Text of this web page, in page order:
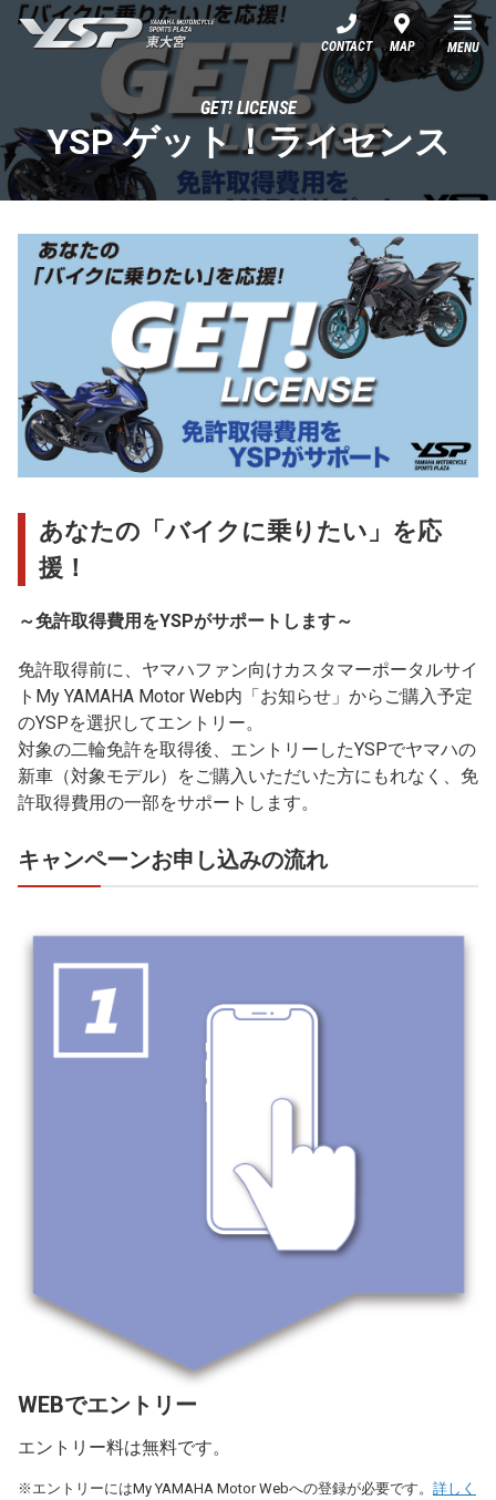
YSP東大宮
CONTACT MAP MENU
GET! LICENSE
YSP ゲット！ライセンス
あなたの「バイクに乗りたい」を応
援！
～免許取得費用をYSPがサポートします～
免許取得前に、ヤマハファン向けカスタマーポータルサイ
トMy YAMAHA Motor Web内「お知らせ」からご購入予定
のYSPを選択してエントリー。
対象の二輪免許を取得後、エントリーしたYSPでヤマハの
新車（対象モデル）をご購入いただいた方にもれなく、免
許取得費用の一部をサポートします。
キャンペーンお申し込みの流れ
WEBでエントリー
エントリー料は無料です。
※エントリーにはMy YAMAHA Motor Webへの登録が必要です。 詳しく